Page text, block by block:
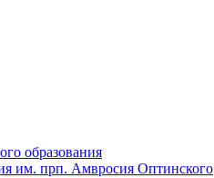
образования
им. прп. Амвросия Оптинского